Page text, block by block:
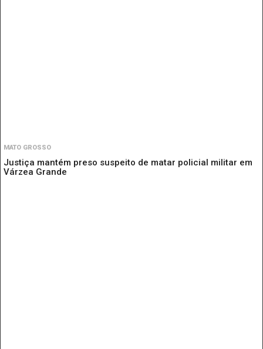
MATO GROSSO
Justiça mantém preso suspeito de matar policial militar em
Várzea Grande